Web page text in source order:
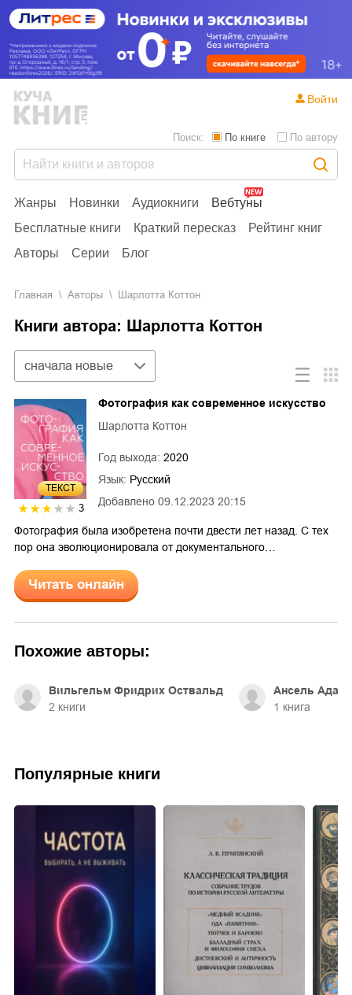
Жанры Новинки Аудиокниги
Вебтуны
Бесплатные книги
Краткий пересказ
Рейтинг книг
Авторы
Серии Блог
Поиск: По книге По автору
Войти
Главная Aвторы Шарлотта Коттон
Книги автора: Шарлотта Коттон
Сортировка
сначала новые
ТЕКСТ
3
Добавлено 09.12.2023 20:15
Фотография как современное искусство
Шарлотта Коттон
Год выхода: 2020
Язык: Русский
Фотография была изобретена почти двести лет назад. С тех
пор она эволюционировала от документального…
Читать онлайн
Похожие авторы:
Вильгельм Фридрих Оствальд
2 книги
Ансель Адамс
1 книга
Популярные книги